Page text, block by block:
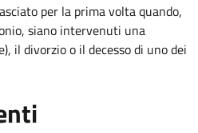
per la prima volta quando,
siano intervenuti una
il divorzio o il decesso di uno dei